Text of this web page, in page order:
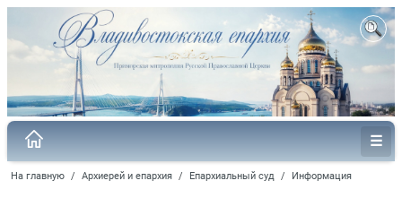
На главную / Архиерей и епархия / Епархиальный суд / Информация